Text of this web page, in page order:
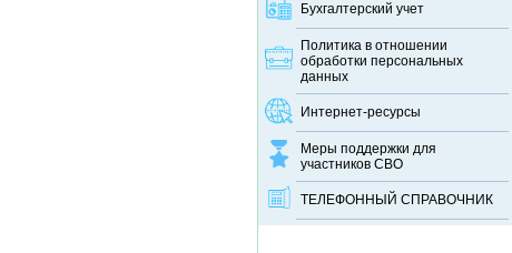
Бухгалтерский учет
Политика в отношении
обработки персональных
данных
Интернет-ресурсы
Меры поддержки для
участников СВО
ТЕЛЕФОННЫЙ CПРАВОЧНИК